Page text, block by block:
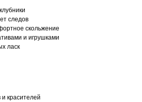
следов
скольжение
и игрушками
ласк
и красителей